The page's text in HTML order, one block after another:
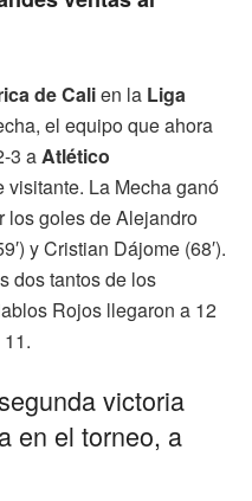
de Calien la Liga
el equipo que ahora
3 aAtlético
visitante. La Mecha ganó
los goles de Alejandro
y Cristian Dájome (68′).
dos tantos de los
Rojos llegaron a 12
victoria
en el torneo, a